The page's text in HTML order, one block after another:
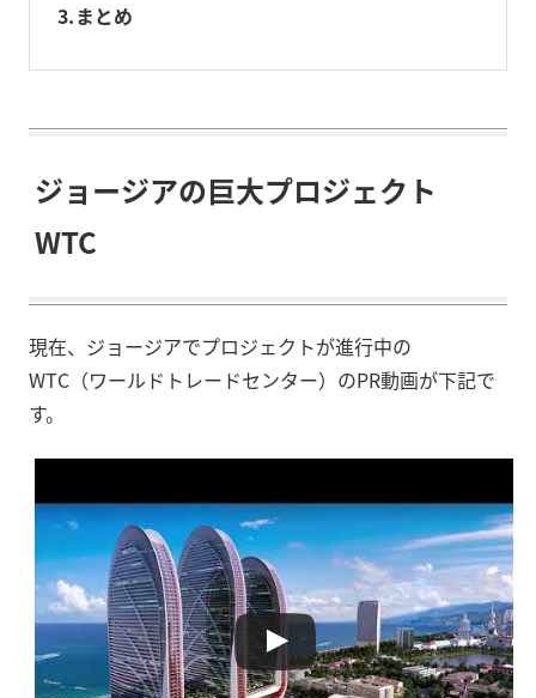
3 まとめ
ジョージアの巨大プロジェクト
WTC
現在、ジョージアでプロジェクトが進行中の
WTC（ワールドトレードセンター）のPR動画が下記で
す。